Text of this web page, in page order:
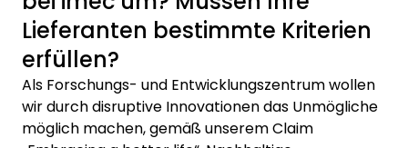
Lieferanten bestimmte Kriterien
erfüllen?
Als Forschungs- und Entwicklungszentrum wollen
wir durch disruptive Innovationen das Unmögliche
möglich machen, gemäß unserem Claim